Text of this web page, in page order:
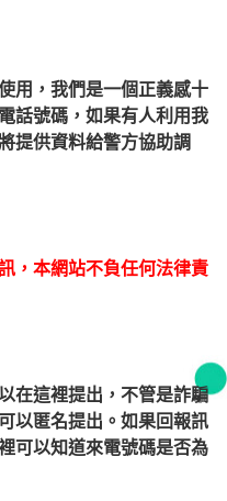
用，我們是一個正義感十
話號碼，如果有人利用我
提供資料給警方協助調
，本網站不負任何法律責
在這裡提出，不管是詐騙
以匿名提出。如果回報訊
可以知道來電號碼是否為